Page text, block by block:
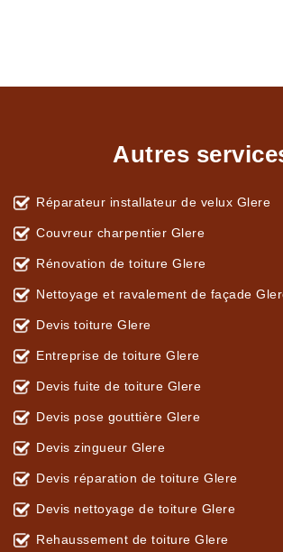
Autres
Réparateur installateur de velux Glere
Couvreur charpentier Glere
Rénovation de toiture Glere
Nettoyage et ravalement de façade
Devis toiture Glere
Entreprise de toiture Glere
Devis fuite de toiture Glere
Devis pose gouttière Glere
Devis zingueur Glere
Devis réparation de toiture Glere
Devis nettoyage de toiture Glere
Rehaussement de toiture Glere